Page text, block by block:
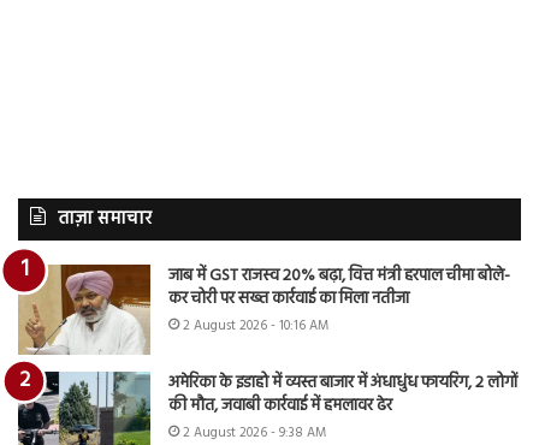
ताज़ा समाचार
जाब में GST राजस्व 20% बढ़ा, वित्त मंत्री हरपाल चीमा बोले-
कर चोरी पर सख्त कार्रवाई का मिला नतीजा
2 August 2026 - 10:16 AM
अमेरिका के इडाहो में व्यस्त बाजार में अंधाधुंध फायरिंग, 2 लोगों
की मौत, जवाबी कार्रवाई में हमलावर ढेर
2 August 2026 - 9:38 AM